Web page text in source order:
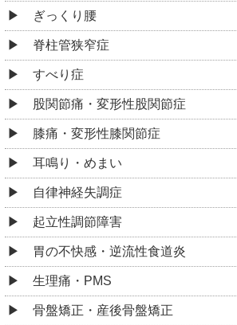
ぎっくり腰
脊柱管狭窄症
すべり症
股関節痛・変形性股関節症
膝痛・変形性膝関節症
耳鳴り・めまい
自律神経失調症
起立性調節障害
胃の不快感・逆流性食道炎
生理痛・PMS
骨盤矯正・産後骨盤矯正